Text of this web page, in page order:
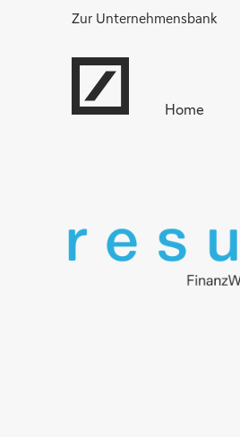
Zur Unternehmensbank
Home